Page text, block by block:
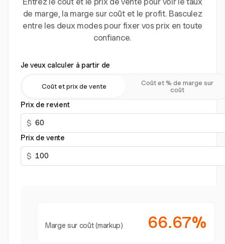
de marge, la marge sur coût et le profit. Basculez
entre les deux modes pour fixer vos prix en toute
confiance.
Je veux calculer à partir de
Coût et prix de vente
Coût et % de marge sur
coût
Prix de revient
$
Prix de vente
$
Marge sur coût (markup) 66.67%